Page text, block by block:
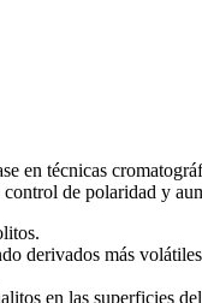
técnicas
de polaridad y
derivados más
en las superficies